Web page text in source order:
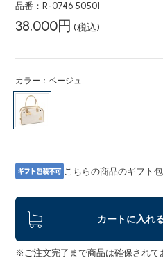
品番：R-0746 50501
38,000円 (税込)
カラー：ベージュ
こちらの商品のギフト
カートに入れ
※ご注文完了まで商品は確保されて